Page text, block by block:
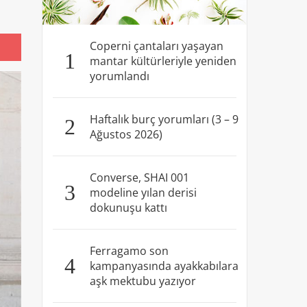
1
Coperni çantaları yaşayan
mantar kültürleriyle yeniden
yorumlandı
2
Haftalık burç yorumları (3 – 9
Ağustos 2026)
3
Converse, SHAI 001
modeline yılan derisi
dokunuşu kattı
4
Ferragamo son
kampanyasında ayakkabılara
aşk mektubu yazıyor